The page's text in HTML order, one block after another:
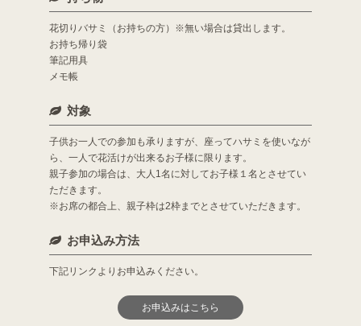
花切りバサミ（お持ちの方）※無い場合は貸出します。
お持ち帰り袋
筆記用具
メモ帳
対象
子供お一人での参加も承りますが、座ってハサミを使いなが
ら、一人で花活けが出来るお子様に限ります。
親子参加の場合は、大人1名に対してお子様１名とさせてい
ただきます。
※お席の都合上、親子枠は2枠までとさせていただきます。
お申込み方法
下記リンクよりお申込みください。
お申込みはこちら